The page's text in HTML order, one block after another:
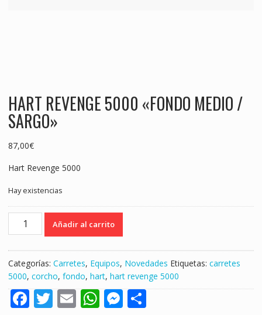
HART REVENGE 5000 «FONDO MEDIO /
SARGO»
87,00€
Hart Revenge 5000
Hay existencias
HART
MEDIO
/
SARGO"
cantidad
Añadir al carrito
Categorías: Carretes, Equipos, Novedades Etiquetas: carretes
5000, corcho, fondo, hart, hart revenge 5000
F T E W M S